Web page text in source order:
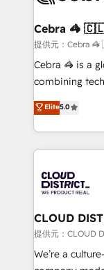
CS: 245%
full-funnel
boost with a new
🏆 HubSpot
Inbound
Award for Best
Cebra
提供元：
Cebra 🦓 is a
combining
expertise
Europe, with
we combine
help
500+
end solutions
inbound and
creativity. Our
Portuguese,
that drive measurable
Elite5.0
CLOUD
提供元：CLOUD
We’re a